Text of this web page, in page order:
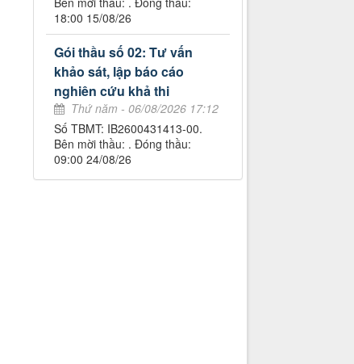
18:00 15/08/26
Gói thầu số 02: Tư vấn
khảo sát, lập báo cáo
nghiên cứu khả thi
Thứ năm - 06/08/2026 17:12
Số TBMT: IB2600431413-00.
Bên mời thầu: . Đóng thầu:
09:00 24/08/26